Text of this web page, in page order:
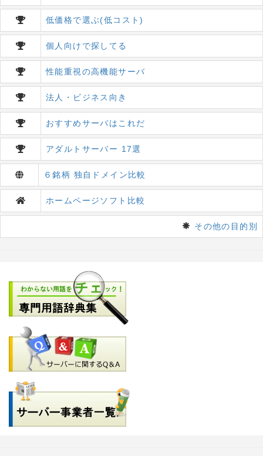
低価格で選ぶ(低コスト)
個人向けで探してる
性能重視の高機能サーバ
法人・ビジネス向き
おすすめサーバはこれだ
アダルトサーバー 17選
６銘柄 独自ドメイン比較
ホームページソフト比較
その他の目的別